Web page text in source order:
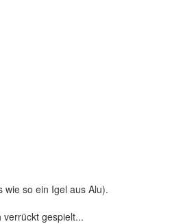
wie so ein Igel aus Alu).
gespielt...